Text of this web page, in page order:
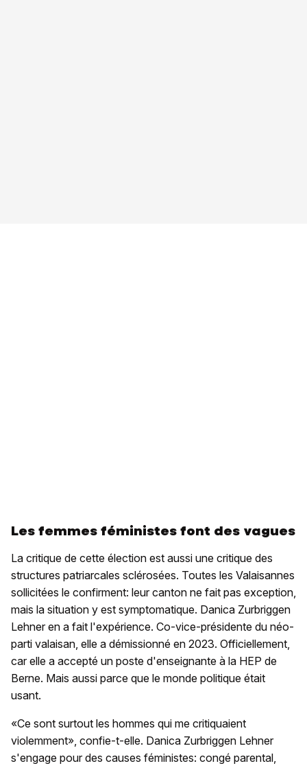
Les femmes féministes font des vagues
La critique de cette élection est aussi une critique des
structures patriarcales sclérosées. Toutes les Valaisannes
sollicitées le confirment: leur canton ne fait pas exception,
mais la situation y est symptomatique. Danica Zurbriggen
Lehner en a fait l'expérience. Co-vice-présidente du néo-
parti valaisan, elle a démissionné en 2023. Officiellement,
car elle a accepté un poste d'enseignante à la HEP de
Berne. Mais aussi parce que le monde politique était
usant.
«Ce sont surtout les hommes qui me critiquaient
violemment», confie-t-elle. Danica Zurbriggen Lehner
s'engage pour des causes féministes: congé parental,